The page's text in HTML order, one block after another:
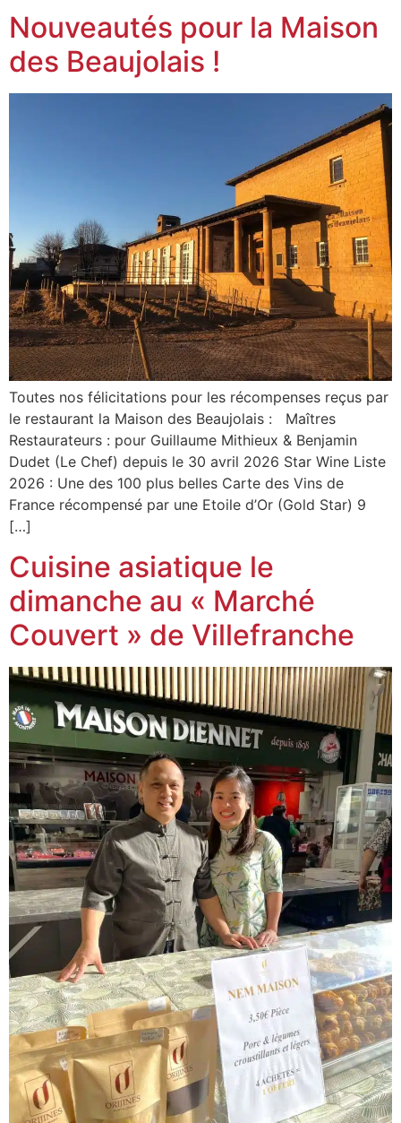
Nouveautés pour la Maison
des Beaujolais !
Toutes nos félicitations pour les récompenses reçus par
le restaurant la Maison des Beaujolais : Maîtres
Restaurateurs : pour Guillaume Mithieux & Benjamin
Dudet (Le Chef) depuis le 30 avril 2026 Star Wine Liste
2026 : Une des 100 plus belles Carte des Vins de
France récompensé par une Etoile d’Or (Gold Star) 9
[…]
Cuisine asiatique le
dimanche au « Marché
Couvert » de Villefranche